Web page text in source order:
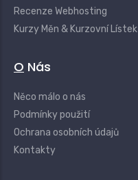
Recenze Webhosting
Kurzy Měn & Kurzovní Lístek
O Nás
Něco málo o nás
Podmínky použití
Ochrana osobních údajů
Kontakty